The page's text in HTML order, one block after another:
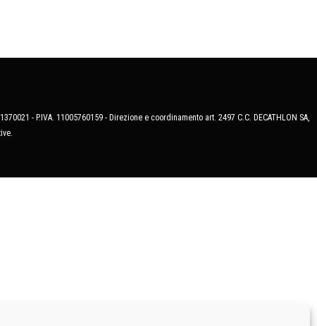
- P.IVA. 11005760159 - Direzione e coordinamento art. 2497 C.C. DECATHLON SA,